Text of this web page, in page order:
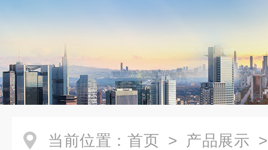
当前位置： 首页 > 产品展示